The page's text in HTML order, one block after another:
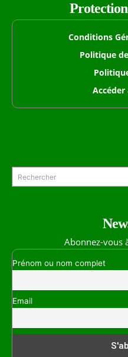
Protection
Conditions
Politique
Accéder
Rechercher
Abonnez-vous
Prénom ou nom complet
Email